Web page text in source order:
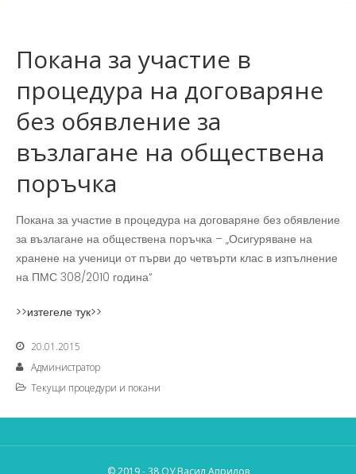
Покана за участие в
процедура на договаряне
без обявление за
възлагане на обществена
поръчка
Покана за участие в процедура на договаряне без обявление
за възлагане на обществена поръчка – „Осигуряване на
хранене на ученици от първи до четвърти клас в изпълнение
на ПМС 308/2010 година“
>>изтегеле тук>>
20.01.2015
Администратор
Tекущи процедури и покани
© 2019 - 38 ОУ Васил Априлов